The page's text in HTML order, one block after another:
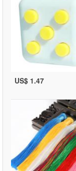
US$ 1.47